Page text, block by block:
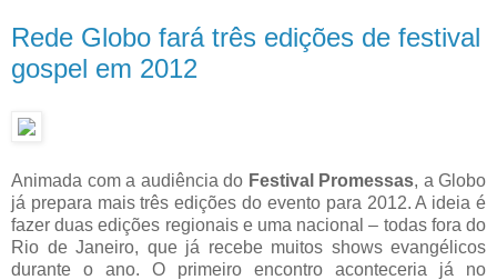
Rede Globo fará três edições de festival
gospel em 2012
Animada com a audiência do Festival Promessas, a Globo
já prepara mais três edições do evento para 2012. A ideia é
fazer duas edições regionais e uma nacional – todas fora do
Rio de Janeiro, que já recebe muitos shows evangélicos
durante o ano. O primeiro encontro aconteceria já no